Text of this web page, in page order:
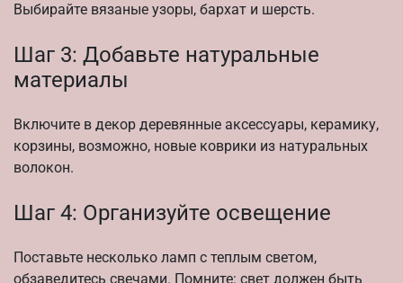
Выбирайте вязаные узоры, бархат и шерсть.
Шаг 3: Добавьте натуральные
материалы
Включите в декор деревянные аксессуары, керамику,
корзины, возможно, новые коврики из натуральных
волокон.
Шаг 4: Организуйте освещение
Поставьте несколько ламп с теплым светом,
обзаведитесь свечами. Помните: свет должен быть